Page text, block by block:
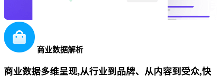
商业数据解析
商业数据多维呈现,从行业到品牌、从内容到受众,快